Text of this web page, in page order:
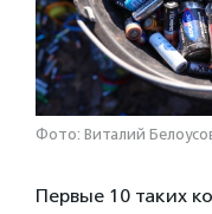
Фото: Виталий
Первые 10 таких